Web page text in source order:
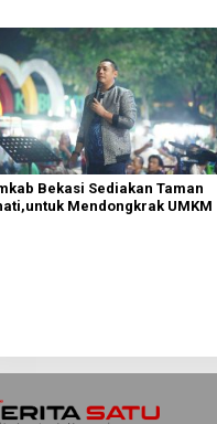
Bekasi Sediakan Taman
Mendongkrak UMKM